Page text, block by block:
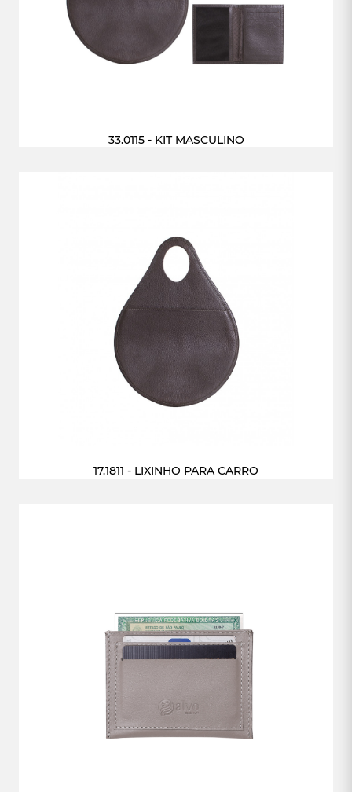
33.0115 - KIT MASCULINO
17.1811 - LIXINHO PARA CARRO